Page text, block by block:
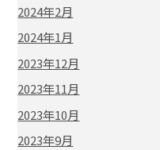
2024年2月
2024年1月
2023年12月
2023年11月
2023年10月
2023年9月